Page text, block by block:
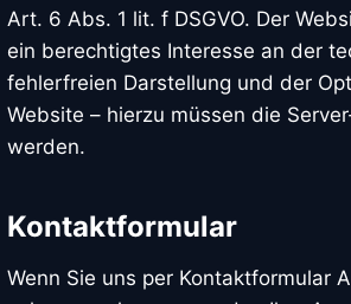
Art. 6 Abs. 1 lit. f DSGVO. Der
ein berechtigtes Interesse an der
fehlerfreien Darstellung und der
Website – hierzu müssen die
werden.
Kontaktformular
Wenn Sie uns per Kontaktformular